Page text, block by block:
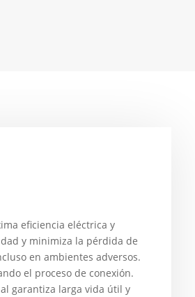
eficiencia eléctrica y
y minimiza la pérdida de
en ambientes adversos.
el proceso de conexión.
garantiza larga vida útil y